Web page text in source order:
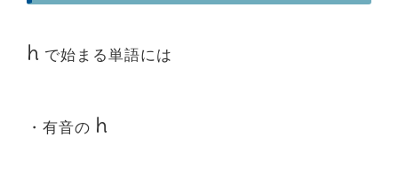
h で始まる単語には
・有音の h